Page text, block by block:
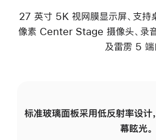
27 英寸 5K 视网膜显示屏、支
像素 Center Stage 摄像头、录
及雷雳 5 端
标准玻璃面板采用低反射率设计
幕眩光。